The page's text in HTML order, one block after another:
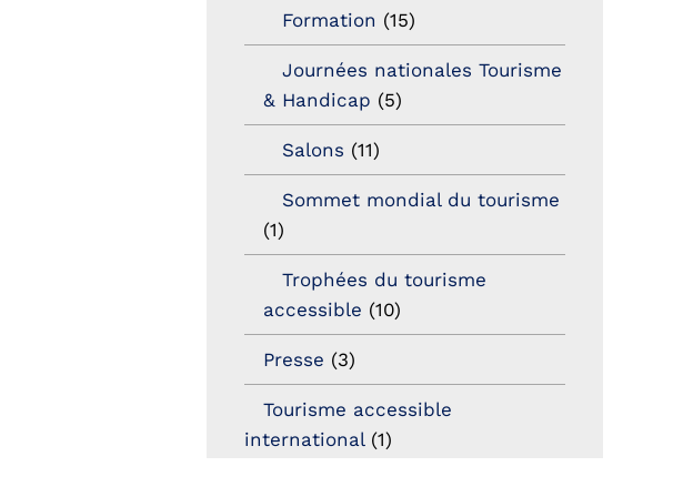
Formation (15)
Journées nationales Tourisme
& Handicap (5)
Salons (11)
Sommet mondial du tourisme
(1)
Trophées du tourisme
accessible (10)
Presse (3)
Tourisme accessible
international(1)